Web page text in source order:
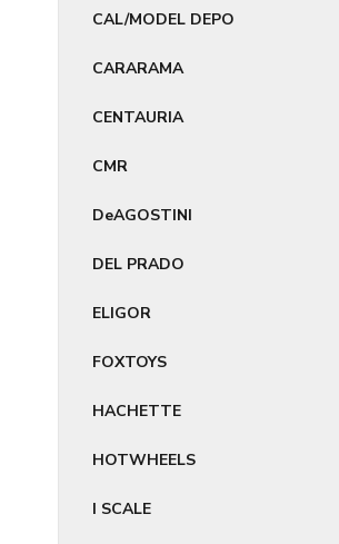
CAL/MODEL DEPO
CARARAMA
CENTAURIA
CMR
DeAGOSTINI
DEL PRADO
ELIGOR
FOXTOYS
HACHETTE
HOTWHEELS
I SCALE